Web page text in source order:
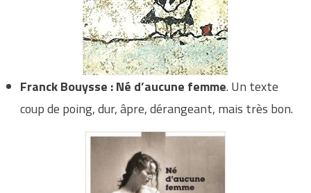
Franck Bouysse : Né d’aucune femme. Un texte
coup de poing, dur, âpre, dérangeant, mais très bon.